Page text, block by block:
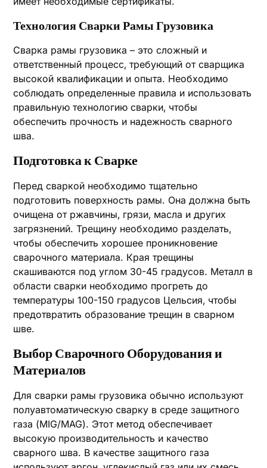
Технология Сварки Рамы Грузовика
Сварка рамы грузовика – это сложный и
ответственный процесс‚ требующий от сварщика
высокой квалификации и опыта. Необходимо
соблюдать определенные правила и использовать
правильную технологию сварки‚ чтобы
обеспечить прочность и надежность сварного
шва.
Подготовка к Сварке
Перед сваркой необходимо тщательно
подготовить поверхность рамы. Она должна быть
очищена от ржавчины‚ грязи‚ масла и других
загрязнений. Трещину необходимо разделать‚
чтобы обеспечить хорошее проникновение
сварочного материала. Края трещины
скашиваются под углом 30-45 градусов. Металл в
области сварки необходимо прогреть до
температуры 100-150 градусов Цельсия‚ чтобы
предотвратить образование трещин в сварном
шве.
Выбор Сварочного Оборудования и
Материалов
Для сварки рамы грузовика обычно используют
полуавтоматическую сварку в среде защитного
газа (MIG/MAG). Этот метод обеспечивает
высокую производительность и качество
сварного шва. В качестве защитного газа